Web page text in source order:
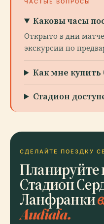
ЧАСТЫЕ ВОПРОСЫ
Каковы часы
Открыто в дни
экскурсии по
Как мне купить
Стадион
СДЕЛАЙТЕ ПОЕЗДКУ
Планируйте
Стадион
Ланфранки
Audiala.